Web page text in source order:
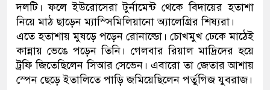
দলটি। ফলে ইউরোসেরা টুর্নামেন্ট থেকে বিদায়ের হতাশা
নিয়ে মাঠ ছাড়েন ম্যাস্সিমিলিয়ানো অ্যালেগ্রির শিষ্যরা।
এতে হতাশায় মুষড়ে পড়েন রোনাল্ডো। চোখমুখ ঢেকে মাঠেই
কান্নায় ভেঙে পড়েন তিনি। গেলবার রিয়াল মাদ্রিদের হয়ে
ট্রফি জিতেছিলেন সিআর সেভেন। এবারো তা জেতার আশায়
স্পেন ছেড়ে ইতালিতে পাড়ি জমিয়েছিলেন পর্তুগিজ যুবরাজ।